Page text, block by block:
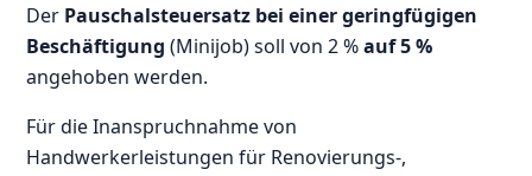
Der Pauschalsteuersatz bei einer geringfügigen
Beschäftigung (Minijob) soll von 2 %auf 5 %
angehoben werden.
Für die Inanspruchnahme von
Handwerkerleistungen für Renovierungs-,